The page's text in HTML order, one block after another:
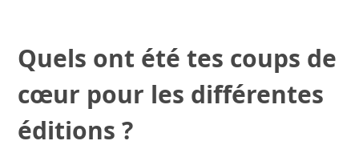
Quels ont été tes coups de
cœur pour les différentes
éditions ?